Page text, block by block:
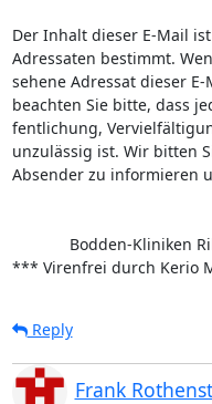
Der Inhalt dieser E-Mail
Adressaten bestimmt.
sehene Adressat dieser
beachten Sie bitte, dass
fentlichung,
unzulässig ist. Wir bitten
Absender zu informieren
*** Virenfrei durch Kerio
Reply
Frank